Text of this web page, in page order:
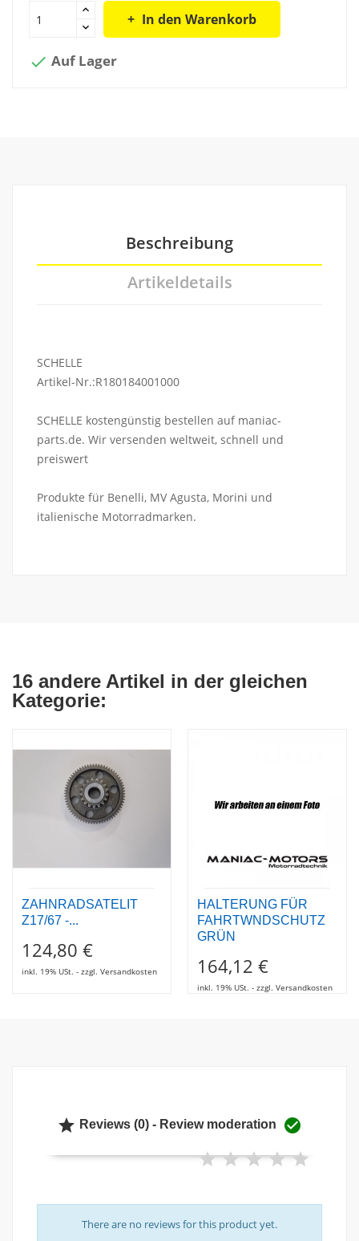
In den Warenkorb
 Auf Lager
Beschreibung
Artikeldetails
SCHELLE
Artikel-Nr.:R180184001000
SCHELLE kostengünstig bestellen auf maniac-
parts.de. Wir versenden weltweit, schnell und
preiswert
Produkte für Benelli, MV Agusta, Morini und
italienische Motorradmarken.
16 andere Artikel in der gleichen
Kategorie:
ZAHNRADSATELIT
Z17/67 -...
124,80 €
inkl. 19% USt. - zzgl. Versandkosten
HALTERUNG FÜR
FAHRTWNDSCHUTZ
GRÜN
164,12 €
inkl. 19% USt. - zzgl. Versandkosten
 Reviews (0) - Review moderation 
There are no reviews for this product yet.